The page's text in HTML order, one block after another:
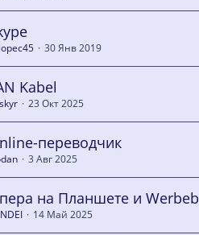
30 Янв 2019
Kabel
23 Окт 2025
переводчик
3 Авг 2025
на Планшете и
14 Май 2025